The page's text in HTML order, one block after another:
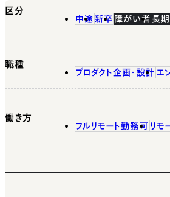
区分
中途 新卒 障がい者 長期
職種
プロダクト企画・設計 エ
働き方
フルリモート勤務可 リモ